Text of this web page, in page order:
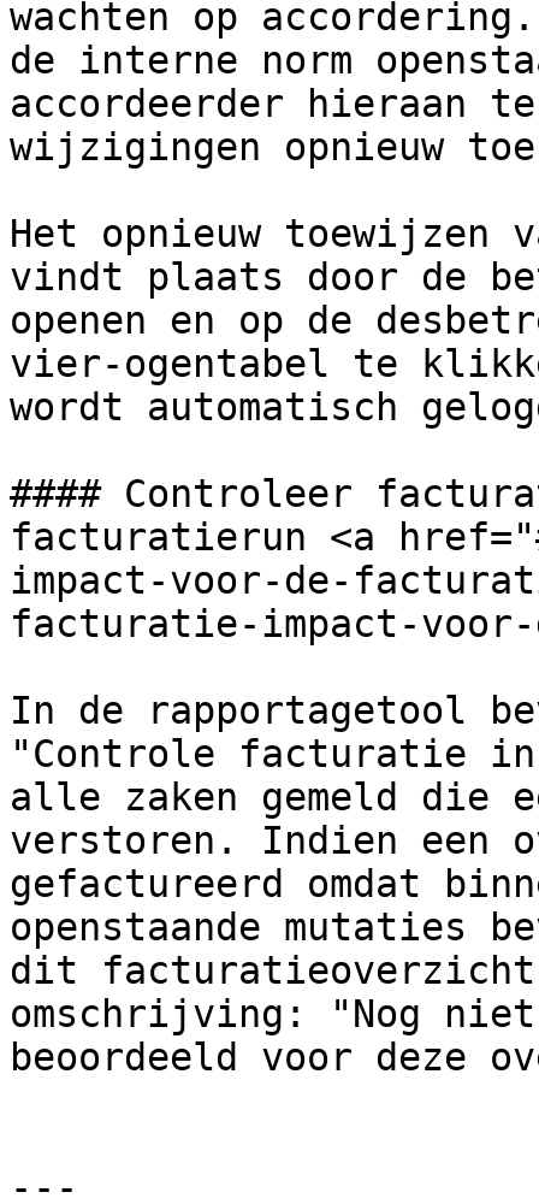
wachten op
de interne norm
accordeerder hieraan
wijzigingen opnieuw
Het opnieuw toewijzen
vindt plaats door de
openen en op de
vier-ogentabel te
wordt automatisch
#### Controleer
facturatierun <a
impact-voor-de-
facturatie-impact-
In de rapportagetool
"Controle facturatie
alle zaken gemeld die
verstoren. Indien een
gefactureerd omdat
openstaande mutaties
dit facturatieoverzicht
omschrijving: "Nog
beoordeeld voor deze
---